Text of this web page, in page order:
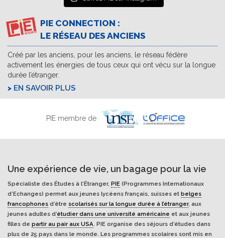
PIE CONNECTION :
LE RÉSEAU DES ANCIENS
Créé par les anciens, pour les anciens, le réseau fédère
activement les énergies de tous ceux qui ont vécu sur la longue
durée l’étranger.
EN SAVOIR PLUS
PIE membre de
Une expérience de vie, un bagage pour la vie
Spécialiste des Études à l'Étranger, PIE (Programmes Internationaux
d’Echanges) permet aux jeunes lycéens français, suisses et belges
francophones d’être scolarisés sur la longue durée à l’étranger, aux
jeunes adultes d’étudier dans une université américaine et aux jeunes
filles de partir au pair aux USA. PIE organise des séjours d’études dans
plus de 25 pays dans le monde. Les programmes scolaires sont mis en